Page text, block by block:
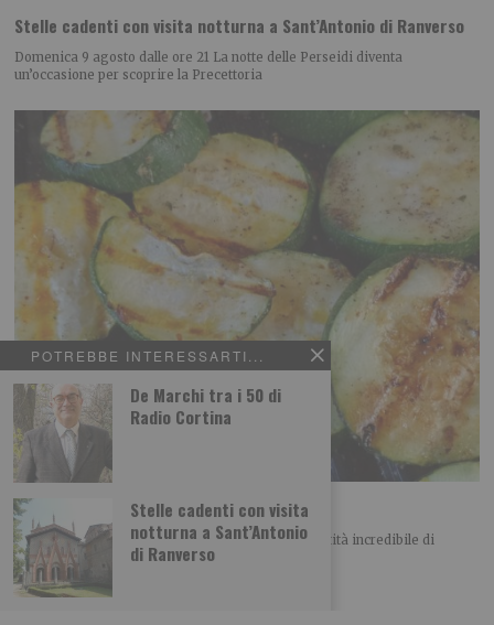
POTREBBE INTERESSARTI...
De Marchi tra i 50 di
Radio Cortina
Stelle cadenti con visita
notturna a Sant’Antonio
di Ranverso
Stelle cadenti con visita notturna a Sant’Antonio di Ranverso
Domenica 9 agosto dalle ore 21 La notte delle Perseidi diventa
un’occasione per scoprire la Precettoria
Zucchine allo zenzero fresco
In questo periodo i nostri orti producono una quantità incredibile di
zucchine. Molto versatili in cucina,